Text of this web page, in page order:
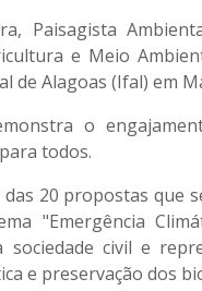
Paisagista
e Meio
de Alagoas (Ifal) em
o
todos.
20 propostas que
"Emergência
sociedade civil e
e preservação dos